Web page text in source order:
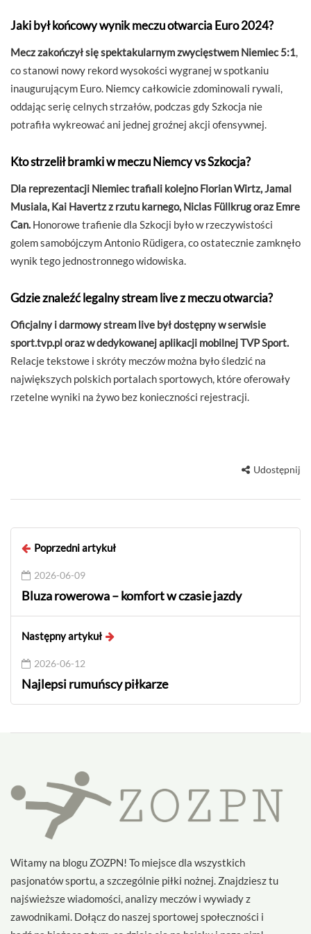
Jaki był końcowy wynik meczu otwarcia Euro 2024?
Mecz zakończył się spektakularnym zwycięstwem Niemiec 5:1,
co stanowi nowy rekord wysokości wygranej w spotkaniu
inaugurującym Euro. Niemcy całkowicie zdominowali rywali,
oddając serię celnych strzałów, podczas gdy Szkocja nie
potrafiła wykreować ani jednej groźnej akcji ofensywnej.
Kto strzelił bramki w meczu Niemcy vs Szkocja?
Dla reprezentacji Niemiec trafiali kolejno Florian Wirtz, Jamal
Musiala, Kai Havertz z rzutu karnego, Niclas Füllkrug oraz Emre
Can. Honorowe trafienie dla Szkocji było w rzeczywistości
golem samobójczym Antonio Rüdigera, co ostatecznie zamknęło
wynik tego jednostronnego widowiska.
Gdzie znaleźć legalny stream live z meczu otwarcia?
Oficjalny i darmowy stream live był dostępny w serwisie
sport.tvp.pl oraz w dedykowanej aplikacji mobilnej TVP Sport.
Relacje tekstowe i skróty meczów można było śledzić na
największych polskich portalach sportowych, które oferowały
rzetelne wyniki na żywo bez konieczności rejestracji.
Udostępnij
Poprzedni artykuł
2026-06-09
Bluza rowerowa – komfort w czasie jazdy
Następny artykuł
2026-06-12
Najlepsi rumuńscy piłkarze
Witamy na blogu ZOZPN! To miejsce dla wszystkich
pasjonatów sportu, a szczególnie piłki nożnej. Znajdziesz tu
najświeższe wiadomości, analizy meczów i wywiady z
zawodnikami. Dołącz do naszej sportowej społeczności i